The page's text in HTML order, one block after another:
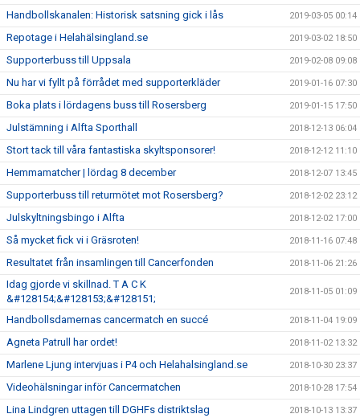
Handbollskanalen: Historisk satsning gick i lås 2019-03-05 00:14
Repotage i Helahälsingland.se 2019-03-02 18:50
Supporterbuss till Uppsala 2019-02-08 09:08
Nu har vi fyllt på förrådet med supporterkläder 2019-01-16 07:30
Boka plats i lördagens buss till Rosersberg 2019-01-15 17:50
Julstämning i Alfta Sporthall 2018-12-13 06:04
Stort tack till våra fantastiska skyltsponsorer! 2018-12-12 11:10
Hemmamatcher | lördag 8 december 2018-12-07 13:45
Supporterbuss till returmötet mot Rosersberg? 2018-12-02 23:12
Julskyltningsbingo i Alfta 2018-12-02 17:00
Så mycket fick vi i Gräsroten! 2018-11-16 07:48
Resultatet från insamlingen till Cancerfonden 2018-11-06 21:26
Idag gjorde vi skillnad. T A C K
&#128154;&#128153;&#128151;
2018-11-05 01:09
Handbollsdamernas cancermatch en succé 2018-11-04 19:09
Agneta Patrull har ordet! 2018-11-02 13:32
Marlene Ljung intervjuas i P4 och Helahalsingland.se 2018-10-30 23:37
Videohälsningar inför Cancermatchen 2018-10-28 17:54
Lina Lindgren uttagen till DGHFs distriktslag 2018-10-13 13:37